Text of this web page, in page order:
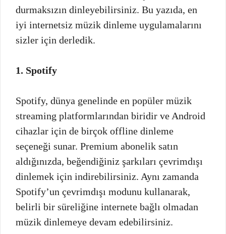
durmaksızın dinleyebilirsiniz. Bu yazıda, en
iyi internetsiz müzik dinleme uygulamalarını
sizler için derledik.
1. Spotify
Spotify, dünya genelinde en popüler müzik
streaming platformlarından biridir ve Android
cihazlar için de birçok offline dinleme
seçeneği sunar. Premium abonelik satın
aldığınızda, beğendiğiniz şarkıları çevrimdışı
dinlemek için indirebilirsiniz. Aynı zamanda
Spotify’un çevrimdışı modunu kullanarak,
belirli bir süreliğine internete bağlı olmadan
müzik dinlemeye devam edebilirsiniz.